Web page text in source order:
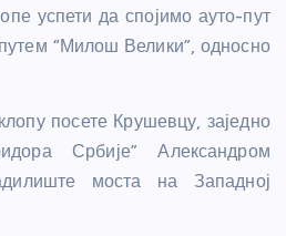
успети да спојимо ауто-пут
“Милош Велики”, односно
посете Крушевцу, заједно
Србије” Александром
моста на Западној